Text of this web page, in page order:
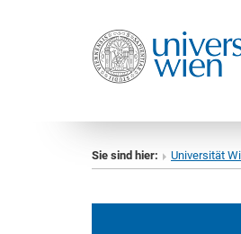
Sie sind hier: Universität